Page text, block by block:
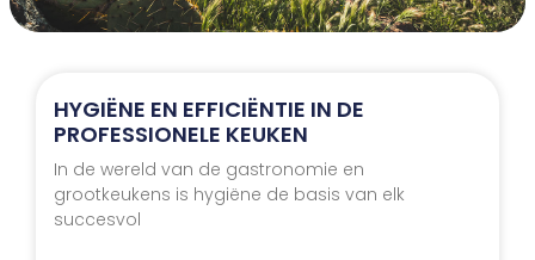
HYGIËNE EN EFFICIËNTIE IN DE
PROFESSIONELE KEUKEN
In de wereld van de gastronomie en
grootkeukens is hygiëne de basis van elk
succesvol